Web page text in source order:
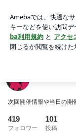
アプリをダウンロ
ょう。
次回開催情報や当日の開
419
フォロワー
101
投稿